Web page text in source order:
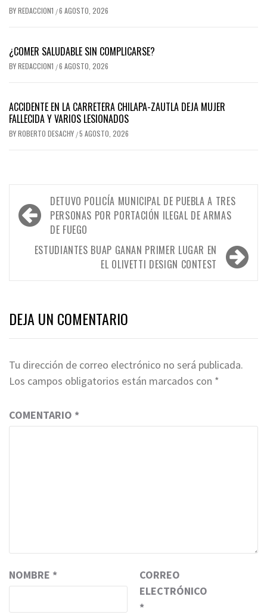
BYREDACCION1 /6 AGOSTO, 2026
¿COMER SALUDABLE SIN COMPLICARSE?
BYREDACCION1 /6 AGOSTO, 2026
ACCIDENTE EN LA CARRETERA CHILAPA-ZAUTLA DEJA MUJER
FALLECIDA Y VARIOS LESIONADOS
BYROBERTO DESACHY /5 AGOSTO, 2026
Navegación
de
entradas
DETUVO POLICÍA MUNICIPAL DE PUEBLA A TRES
PERSONAS POR PORTACIÓN ILEGAL DE ARMAS
DE FUEGO
ESTUDIANTES BUAP GANAN PRIMER LUGAR EN
EL OLIVETTI DESIGN CONTEST
DEJA UN COMENTARIO
Tu dirección de correo electrónico no será publicada.
Los campos obligatorios están marcados con *
COMENTARIO *
NOMBRE *
CORREO
ELECTRÓNICO
*